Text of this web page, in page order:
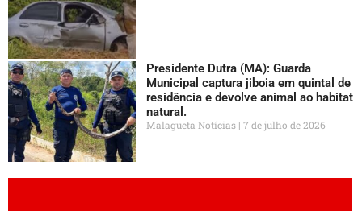
Presidente Dutra (MA): Guarda
Municipal captura jiboia em quintal de
residência e devolve animal ao habitat
natural.
Malagueta Notícias 7 de julho de 2026